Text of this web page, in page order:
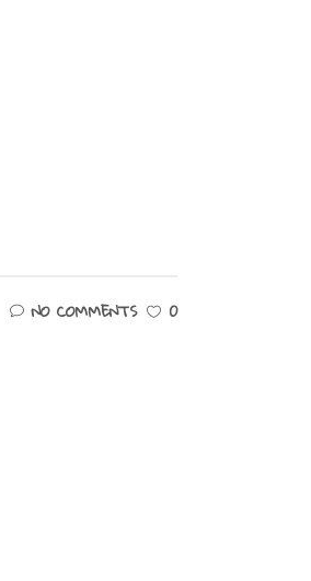
NO COMMENTS 0